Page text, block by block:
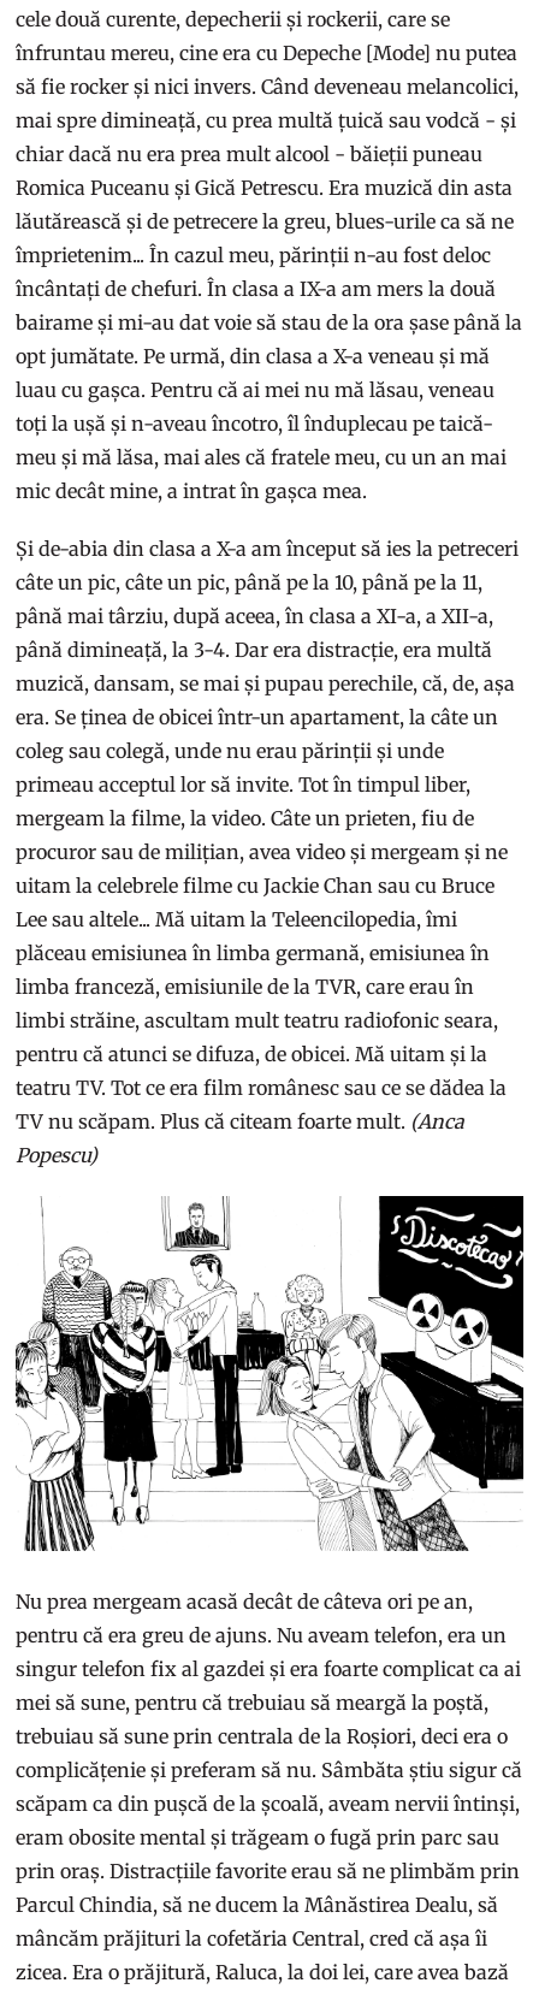
cele două curente, depecherii și rockerii, care se
înfruntau mereu, cine era cu Depeche [Mode] nu putea
să fie rocker și nici invers. Când deveneau melancolici,
mai spre dimineață, cu prea multă țuică sau vodcă - și
chiar dacă nu era prea mult alcool - băieții puneau
Romica Puceanu și Gică Petrescu. Era muzică din asta
lăutărească și de petrecere la greu, blues-urile ca să ne
împrietenim... În cazul meu, părinții n-au fost deloc
încântați de chefuri. În clasa a IX-a am mers la două
bairame și mi-au dat voie să stau de la ora șase până la
opt jumătate. Pe urmă, din clasa a X-a veneau și mă
luau cu gașca. Pentru că ai mei nu mă lăsau, veneau
toți la ușă și n-aveau încotro, îl înduplecau pe taică-
meu și mă lăsa, mai ales că fratele meu, cu un an mai
mic decât mine, a intrat în gașca mea.
Și de-abia din clasa a X-a am început să ies la petreceri
câte un pic, câte un pic, până pe la 10, până pe la 11,
până mai târziu, după aceea, în clasa a XI-a, a XII-a,
până dimineață, la 3-4. Dar era distracție, era multă
muzică, dansam, se mai și pupau perechile, că, de, așa
era. Se ținea de obicei într-un apartament, la câte un
coleg sau colegă, unde nu erau părinții și unde
primeau acceptul lor să invite. Tot în timpul liber,
mergeam la filme, la video. Câte un prieten, fiu de
procuror sau de milițian, avea video și mergeam și ne
uitam la celebrele filme cu Jackie Chan sau cu Bruce
Lee sau altele... Mă uitam la Teleencilopedia, îmi
plăceau emisiunea în limba germană, emisiunea în
limba franceză, emisiunile de la TVR, care erau în
limbi străine, ascultam mult teatru radiofonic seara,
pentru că atunci se difuza, de obicei. Mă uitam și la
teatru TV. Tot ce era film românesc sau ce se dădea la
TV nu scăpam. Plus că citeam foarte mult. (Anca
Popescu)
Nu prea mergeam acasă decât de câteva ori pe an,
pentru că era greu de ajuns. Nu aveam telefon, era un
singur telefon fix al gazdei și era foarte complicat ca ai
mei să sune, pentru că trebuiau să meargă la poștă,
trebuiau să sune prin centrala de la Roșiori, deci era o
complicățenie și preferam să nu. Sâmbăta știu sigur că
scăpam ca din pușcă de la școală, aveam nervii întinși,
eram obosite mental și trăgeam o fugă prin parc sau
prin oraș. Distracțiile favorite erau să ne plimbăm prin
Parcul Chindia, să ne ducem la Mânăstirea Dealu, să
mâncăm prăjituri la cofetăria Central, cred că așa îi
zicea. Era o prăjitură, Raluca, la doi lei, care avea bază